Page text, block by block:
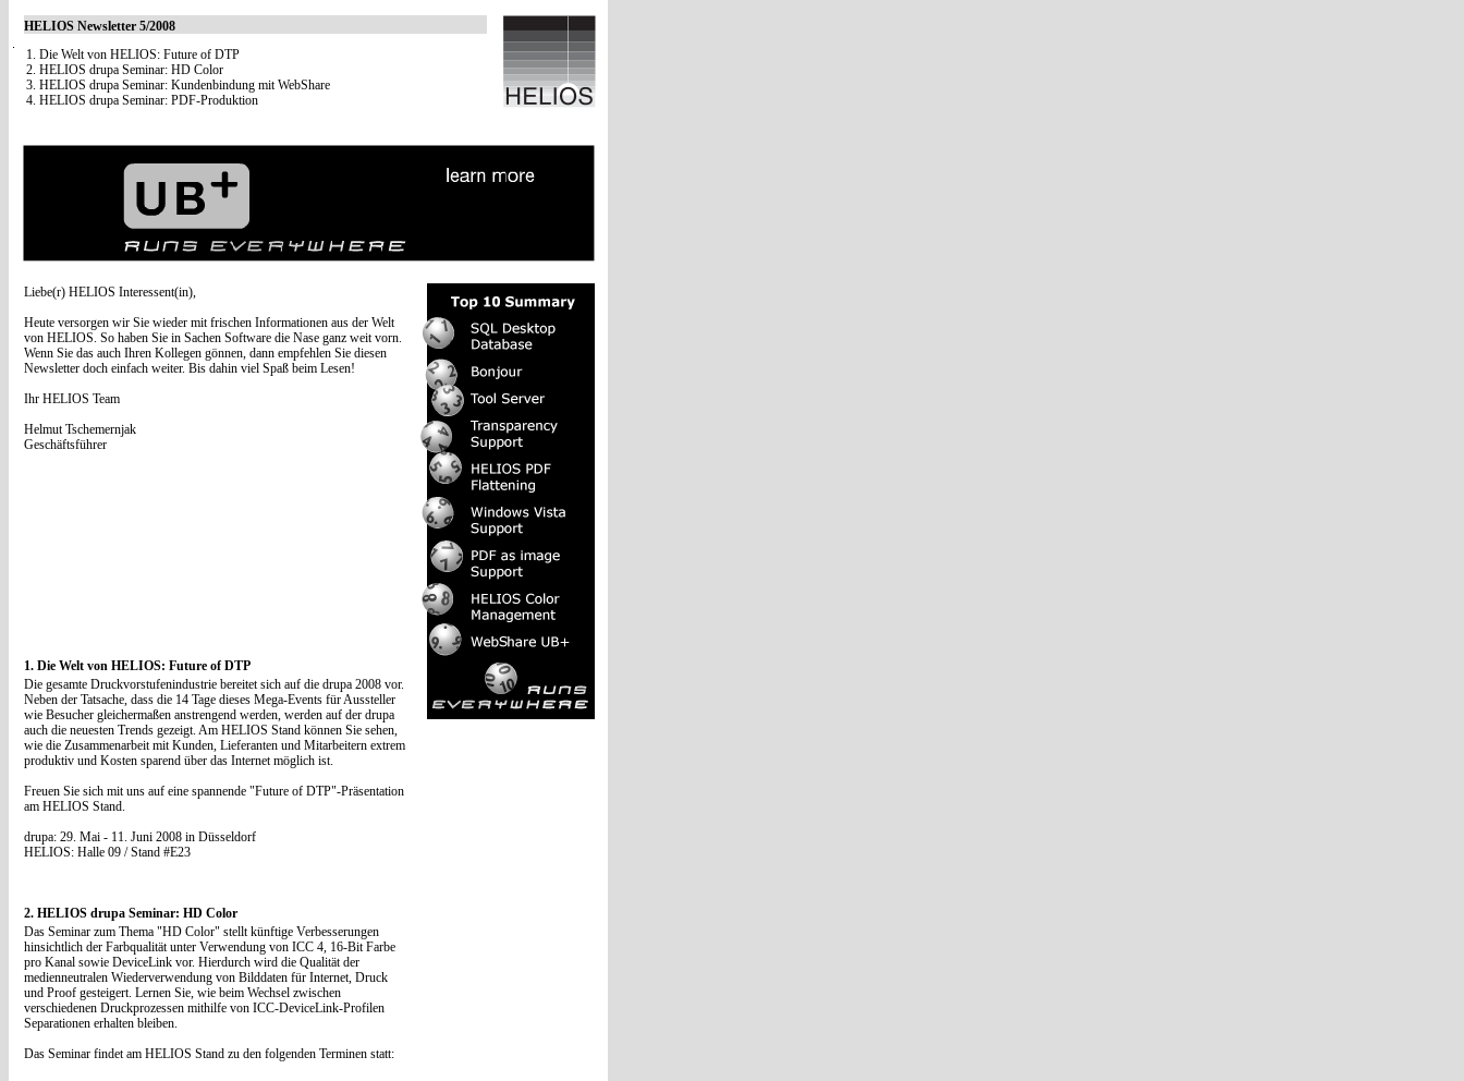
1. Die Welt von HELIOS: Future of DTP
2. HELIOS drupa Seminar: HD Color
3. HELIOS drupa Seminar: Kundenbindung mit WebShare
4. HELIOS drupa Seminar: PDF-Produktion
HELIOS Newsletter 5/2008
Liebe(r) HELIOS Interessent(in),
Heute versorgen wir Sie wieder mit frischen Informationen aus der Welt
von HELIOS. So haben Sie in Sachen Software die Nase ganz weit vorn.
Wenn Sie das auch Ihren Kollegen gönnen, dann empfehlen Sie diesen
Newsletter doch einfach weiter. Bis dahin viel Spaß beim Lesen!
Ihr HELIOS Team
Helmut Tschemernjak
Geschäftsführer
1. Die Welt von HELIOS: Future of DTP
Die gesamte Druckvorstufenindustrie bereitet sich auf die drupa 2008 vor.
Neben der Tatsache, dass die 14 Tage dieses Mega-Events für Aussteller
wie Besucher gleichermaßen anstrengend werden, werden auf der drupa
auch die neuesten Trends gezeigt. Am HELIOS Stand können Sie sehen,
wie die Zusammenarbeit mit Kunden, Lieferanten und Mitarbeitern extrem
produktiv und Kosten sparend über das Internet möglich ist.
Freuen Sie sich mit uns auf eine spannende "Future of DTP"-Präsentation
am HELIOS Stand.
drupa: 29. Mai - 11. Juni 2008 in Düsseldorf
HELIOS: Halle 09 / Stand #E23
2. HELIOS drupa Seminar: HD Color
Das Seminar zum Thema "HD Color" stellt künftige Verbesserungen
hinsichtlich der Farbqualität unter Verwendung von ICC 4, 16-Bit Farbe
pro Kanal sowie DeviceLink vor. Hierdurch wird die Qualität der
medienneutralen Wiederverwendung von Bilddaten für Internet, Druck
und Proof gesteigert. Lernen Sie, wie beim Wechsel zwischen
verschiedenen Druckprozessen mithilfe von ICC-DeviceLink-Profilen
Separationen erhalten bleiben.
Das Seminar findet am HELIOS Stand zu den folgenden Terminen statt: